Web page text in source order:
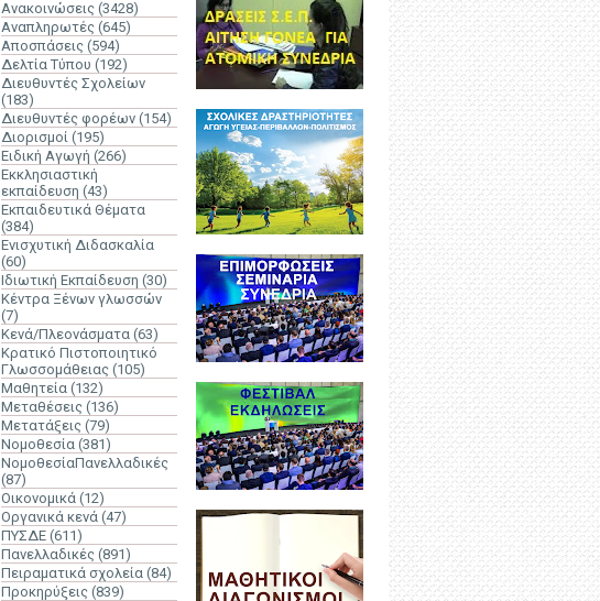
Ανακοινώσεις (3428)
Αναπληρωτές (645)
Αποσπάσεις (594)
Δελτία Τύπου (192)
Διευθυντές Σχολείων
(183)
Διευθυντές φορέων (154)
Διορισμοί (195)
Ειδική Αγωγή (266)
Εκκλησιαστική
εκπαίδευση (43)
Εκπαιδευτικά Θέματα
(384)
Ενισχυτική Διδασκαλία
(60)
Ιδιωτική Εκπαίδευση (30)
Κέντρα Ξένων γλωσσών
(7)
Κενά/Πλεονάσματα (63)
Κρατικό Πιστοποιητικό
Γλωσσομάθειας (105)
Μαθητεία (132)
Μεταθέσεις (136)
Μετατάξεις (79)
Νομοθεσία (381)
ΝομοθεσίαΠανελλαδικές
(87)
Οικονομικά (12)
Οργανικά κενά (47)
ΠΥΣΔΕ (611)
Πανελλαδικές (891)
Πειραματικά σχολεία (84)
Προκηρύξεις (839)